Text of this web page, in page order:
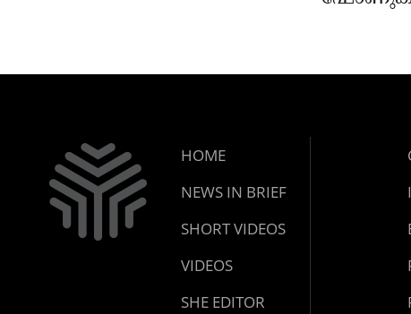
നിലവിൽ
HOME
NEWS IN BRIEF
SHORT VIDEOS
VIDEOS
SHE EDITOR